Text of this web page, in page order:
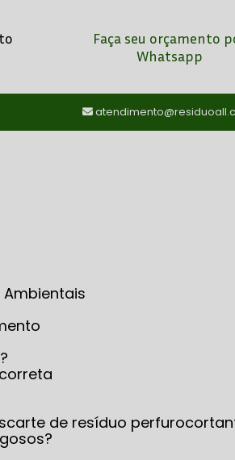
Faça seu orçamento
Whatsapp
Ambientais
de resíduo